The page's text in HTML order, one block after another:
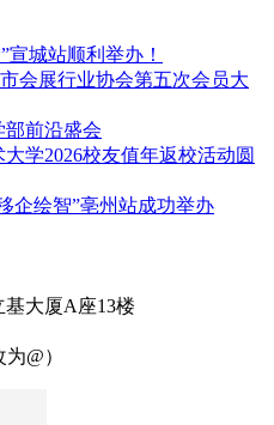
宣城站顺利举办！
会展行业协会第五次会员大
前沿盛会
学2026校友值年返校活动圆
企绘智”亳州站成功举办
大厦A座13楼
@）